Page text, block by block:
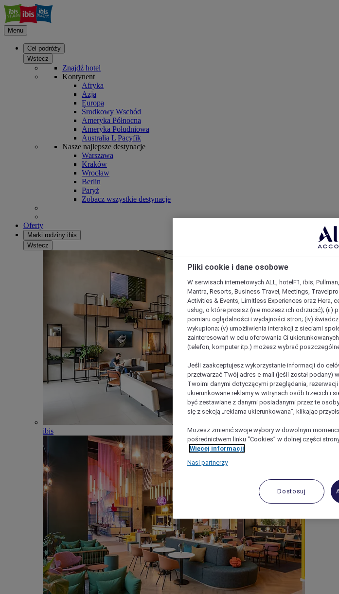
Menu
Cel podróży
Wstecz
Znajdź hotel
Kontynent
Afryka
Azja
Europa
Środkowy Wschód
Ameryka Północna
Ameryka Południowa
Australia L Pacyfik
Nasze najlepsze destynacje
Warszawa
Kraków
Wrocław
Berlin
Paryż
Zobacz wszystkie destynacje
Oferty
Marki rodziny ibis
Wstecz
ibis
Pliki cookie i dane osobowe
W serwisach internetowych ALL, hotelF1, ibis,
Mantra, Resorts, Business Travel, Meetings,
Activities & Events, Limitless Experiences oraz Hera,
usług, o które prosisz (nie możesz ich odrzucić); (ii)
pomiaru oglądalności i wydajności stron; (iv)
wykupiona; (v) umożliwienia interakcji z sieciami
zainteresowań w celu oferowania Ci
(telefon, komputer itp.) możesz wybrać
Jeśli zaakceptujesz wykorzystanie informacji do
przetwarzać Twój adres e-mail (jeśli został podany)
Twoimi danymi dotyczącymi przeglądania,
ukierunkowane reklamy w witrynach osób trzecich i
być zestawiane z danymi posiadanymi przez te
się z sekcją „reklama ukierunkowana”, klikając
Możesz zmienić swoje wybory w dowolnym
pośrednictwem linku "Cookies” w dolnej części
Więcej informacji
Nasi partnerzy
Dostosuj